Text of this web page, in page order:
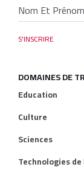
DOMAINES DE
Education
Culture
Sciences
Technologies